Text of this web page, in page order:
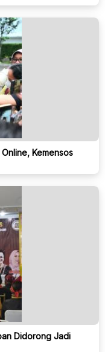
Kemensos
Didorong Jadi